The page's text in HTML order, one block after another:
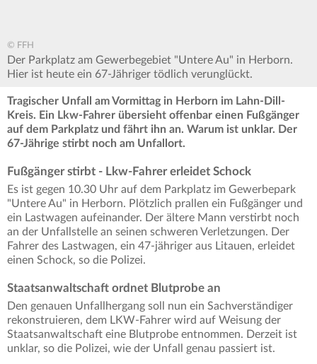
© FFH
Der Parkplatz am Gewerbegebiet "Untere Au" in Herborn.
Hier ist heute ein 67-Jähriger tödlich verunglückt.
Tragischer Unfall am Vormittag in Herborn im Lahn-Dill-
Kreis. Ein Lkw-Fahrer übersieht offenbar einen Fußgänger
auf dem Parkplatz und fährt ihn an. Warum ist unklar. Der
67-Jährige stirbt noch am Unfallort.
Fußgänger stirbt - Lkw-Fahrer erleidet Schock
Es ist gegen 10.30 Uhr auf dem Parkplatz im Gewerbepark
"Untere Au" in Herborn. Plötzlich prallen ein Fußgänger und
ein Lastwagen aufeinander. Der ältere Mann verstirbt noch
an der Unfallstelle an seinen schweren Verletzungen. Der
Fahrer des Lastwagen, ein 47-jähriger aus Litauen, erleidet
einen Schock, so die Polizei.
Staatsanwaltschaft ordnet Blutprobe an
Den genauen Unfallhergang soll nun ein Sachverständiger
rekonstruieren, dem LKW-Fahrer wird auf Weisung der
Staatsanwaltschaft eine Blutprobe entnommen. Derzeit ist
unklar, so die Polizei, wie der Unfall genau passiert ist.